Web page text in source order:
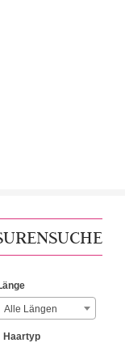
Alle Längen
Haartyp